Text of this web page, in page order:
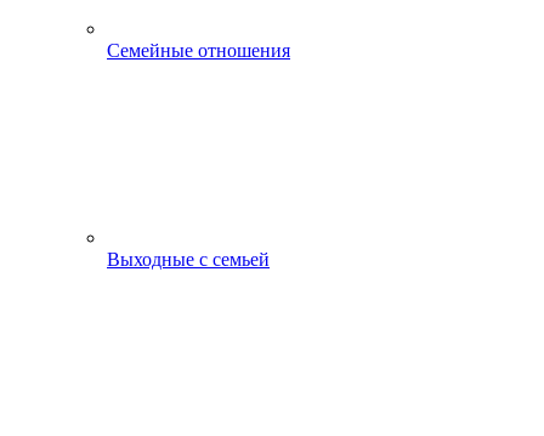
Семейные отношения
Выходные с семьей